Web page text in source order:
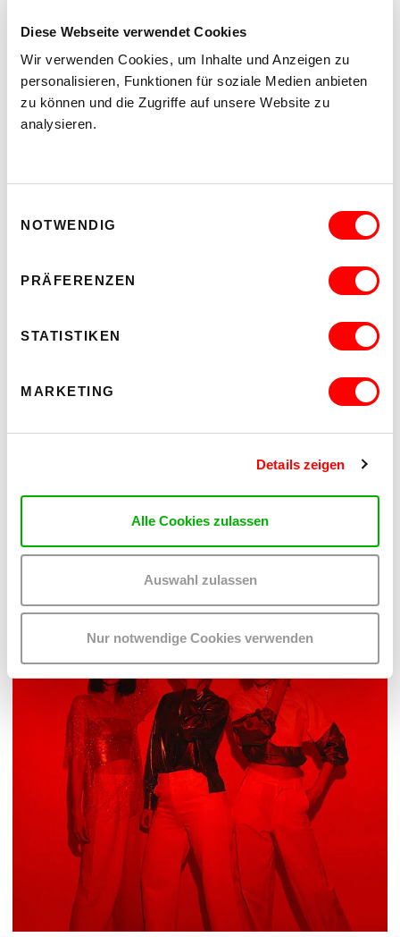
Diese Webseite verwendet Cookies
Wir verwenden Cookies, um Inhalte und Anzeigen zu
personalisieren, Funktionen für soziale Medien anbieten
zu können und die Zugriffe auf unsere Website zu
analysieren.
NOTWENDIG
PRÄFERENZEN
STATISTIKEN
MARKETING
Details zeigen
Alle Cookies zulassen
Auswahl zulassen
Nur notwendige Cookies verwenden
DER TÄUBLING
PLATZKONZERTE 2026
Di 11.8.2026
Hof
PALOMA 004
20.30